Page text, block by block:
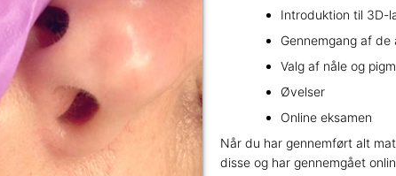
Introduktion til 3D-
Gennemgang af
Valg af nåle og
Øvelser
Online eksamen
Når du har gennemført alt
disse og har gennemgået